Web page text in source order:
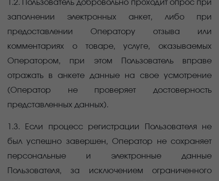
1.2. Пользователь добровольно проходит опрос при
заполнении электронных анкет, либо при
предоставлении Оператору отзыва или
комментариях о товаре, услуге, оказываемых
Оператором, при этом Пользователь вправе
отражать в анкете данные на свое усмотрение
(Оператор не проверяет достоверность
представленных данных).
1.3. Если процесс регистрации Пользователя не
был успешно завершен, Оператор не сохраняет
персональные и электронные данные
Пользователя, за исключением ограниченного